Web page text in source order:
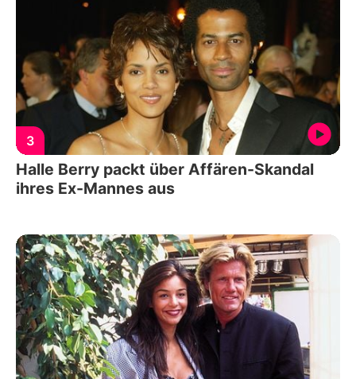
3
Halle Berry packt über Affären-Skandal
ihres Ex-Mannes aus